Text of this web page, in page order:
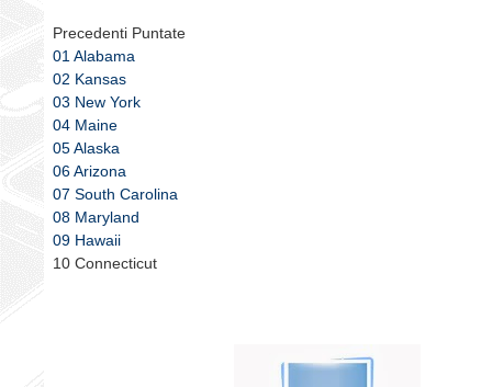
Precedenti Puntate
01 Alabama
02 Kansas
03 New York
04 Maine
05 Alaska
06 Arizona
07 South Carolina
08 Maryland
09 Hawaii
10 Connecticut